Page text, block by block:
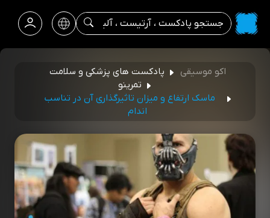
اکو موسیقی
پادکست های پزشکی و سلامت
تمرینو
ماسک ارتفاع و میزان تاثیرگذاری آن در تناسب
اندام